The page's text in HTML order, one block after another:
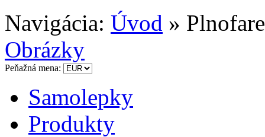
Navigácia: Úvod »
Obrázky
Peňažná mena:
Samolepky
Produkty